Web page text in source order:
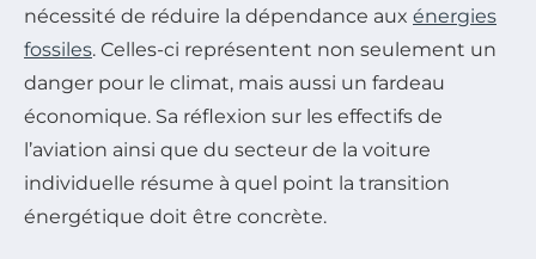
nécessité de réduire la dépendance aux énergies
fossiles. Celles-ci représentent non seulement un
danger pour le climat, mais aussi un fardeau
économique. Sa réflexion sur les effectifs de
l’aviation ainsi que du secteur de la voiture
individuelle résume à quel point la transition
énergétique doit être concrète.